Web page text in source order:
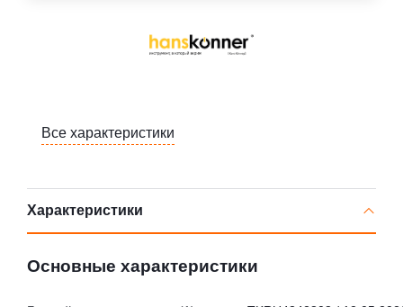
Все характеристики
Характеристики
Основные характеристики